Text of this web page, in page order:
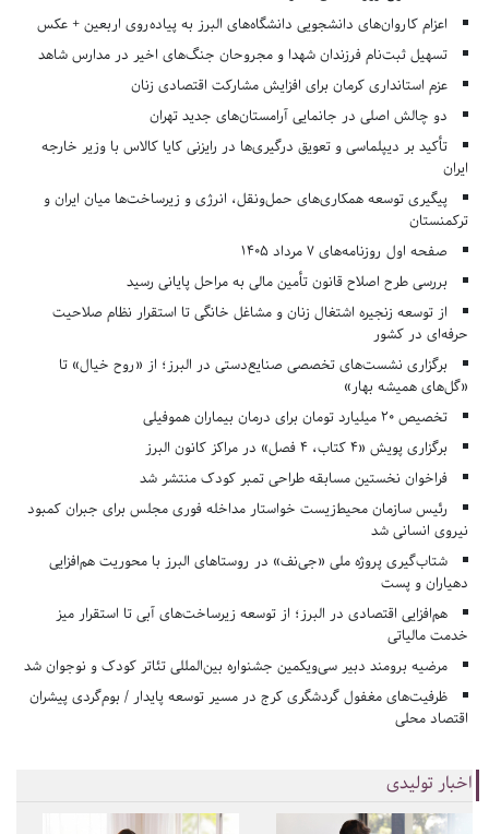
اعزام کاروان‌های دانشجویی دانشگاه‌های البرز به پیاده‌روی اربعین + عکس
تسهیل ثبت‌نام فرزندان شهدا و مجروحان جنگ‌های اخیر در مدارس شاهد
عزم استانداری کرمان برای افزایش مشارکت اقتصادی زنان
دو چالش اصلی در جانمایی آرامستان‌های جدید تهران
تأکید بر دیپلماسی و تعویق درگیری‌ها در رایزنی کایا کالاس با وزیر خارجه
ایران
پیگیری توسعه همکاری‌های حمل‌ونقل، انرژی و زیرساخت‌ها میان ایران و
ترکمنستان
صفحه اول روزنامه‌های 7 مرداد 1405
بررسی طرح اصلاح قانون تأمین مالی به مراحل پایانی رسید
از توسعه زنجیره اشتغال زنان و مشاغل خانگی تا استقرار نظام صلاحیت
حرفه‌ای در کشور
برگزاری نشست‌های تخصصی صنایع‌دستی در البرز؛ از «روح خیال» تا
«گل‌های همیشه بهار»
تخصیص ۲۰ میلیارد تومان برای درمان بیماران هموفیلی
برگزاری پویش «۴ کتاب، ۴ فصل» در مراکز کانون البرز
فراخوان نخستین مسابقه طراحی تمبر کودک منتشر شد
رئیس سازمان محیط‌زیست خواستار مداخله فوری مجلس برای جبران کمبود
نیروی انسانی شد
شتاب‌گیری پروژه ملی «جی‌نف» در روستاهای البرز با محوریت هم‌افزایی
دهیاران و پست
هم‌افزایی اقتصادی در البرز؛ از توسعه زیرساخت‌های آبی تا استقرار میز
خدمت مالیاتی
مرضیه برومند دبیر سی‌ویکمین جشنواره بین‌المللی تئاتر کودک و نوجوان شد
ظرفیت‌های مغفول گردشگری کرج در مسیر توسعه پایدار / بوم‌گردی پیشران
اقتصاد محلی
اخبار تولیدی